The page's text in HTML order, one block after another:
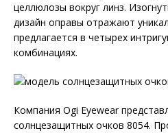
целлюлозы вокруг линз.
дизайн оправы отражают
предлагается в четырех
комбинациях.
Компания Ogi Eyewear
солнцезащитных очков 8054.